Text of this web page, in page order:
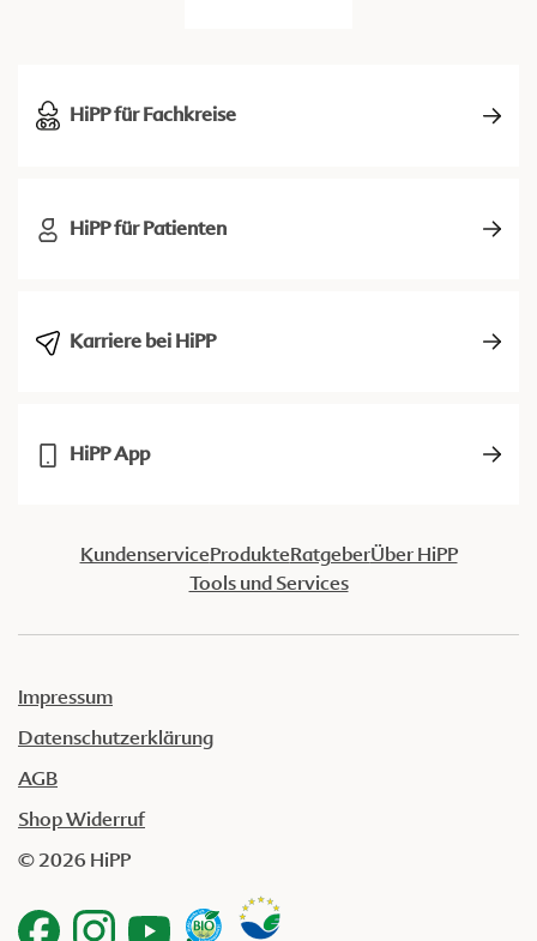
HiPP für Fachkreise
HiPP für Patienten
Karriere bei HiPP
HiPP App
KundenserviceProdukteRatgeberÜber HiPP
Tools und Services
Impressum
Datenschutzerklärung
AGB
Shop Widerruf
© 2026 HiPP